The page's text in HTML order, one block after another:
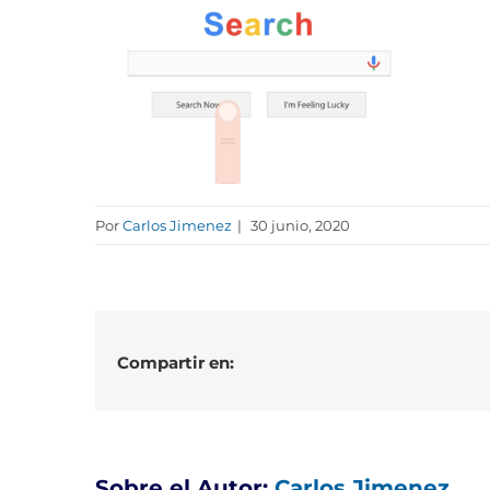
PorCarlos Jimenez | 30 junio, 2020
Compartir en: